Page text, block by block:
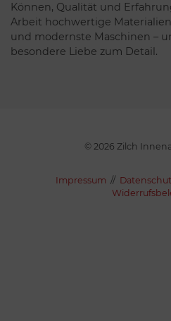
Können, Qualität und
Arbeit hochwertige
und modernste Maschinen –
besondere Liebe zum Detail.
© 2026 Zilch
Impressum //